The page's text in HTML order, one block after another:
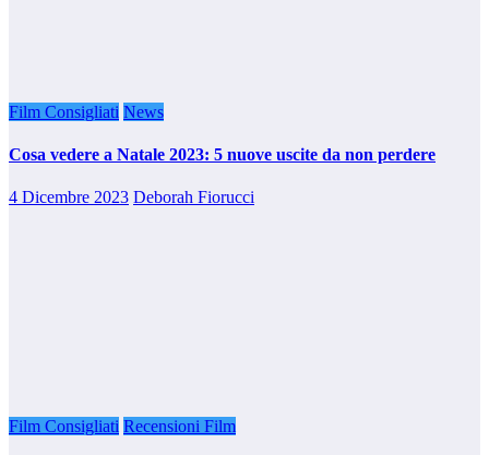
Film Consigliati News
Cosa vedere a Natale 2023: 5 nuove uscite da non perdere
4 Dicembre 2023 Deborah Fiorucci
Film Consigliati Recensioni Film